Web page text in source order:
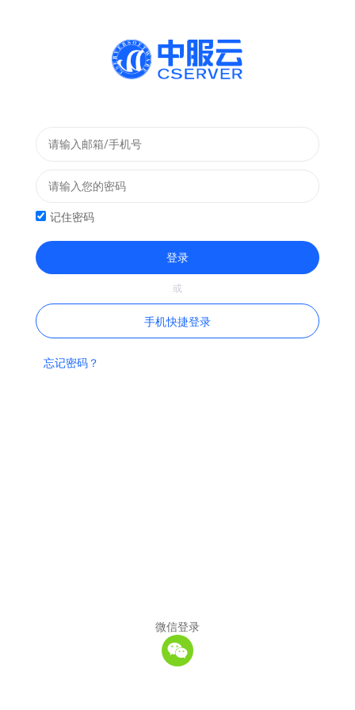
记住密码
登录
手机快捷登录
忘记密码？
微信登录